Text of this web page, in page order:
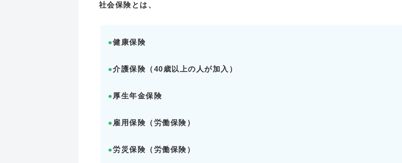
社会保険とは、
●健康保険
●介護保険（40歳以上の人が加入）
●厚生年金保険
● 雇用保険（労働保険）
●労災保険（労働保険）